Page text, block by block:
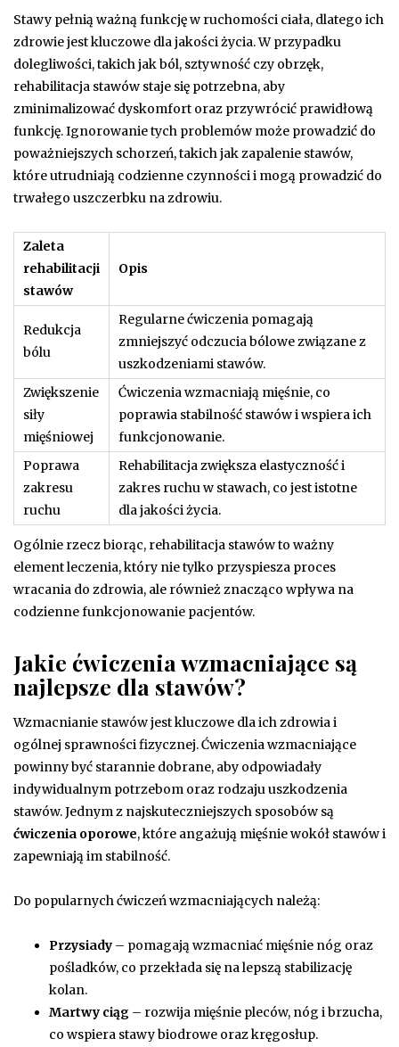
Stawy pełnią ważną funkcję w ruchomości ciała, dlatego ich
zdrowie jest kluczowe dla jakości życia. W przypadku
dolegliwości, takich jak ból, sztywność czy obrzęk,
rehabilitacja stawów staje się potrzebna, aby
zminimalizować dyskomfort oraz przywrócić prawidłową
funkcję. Ignorowanie tych problemów może prowadzić do
poważniejszych schorzeń, takich jak zapalenie stawów,
które utrudniają codzienne czynności i mogą prowadzić do
trwałego uszczerbku na zdrowiu.
Zaleta
rehabilitacji
stawów
Opis
Redukcja
bólu
Regularne ćwiczenia pomagają
zmniejszyć odczucia bólowe związane z
uszkodzeniami stawów.
Zwiększenie
siły
mięśniowej
Ćwiczenia wzmacniają mięśnie, co
poprawia stabilność stawów i wspiera ich
funkcjonowanie.
Poprawa
zakresu
ruchu
Rehabilitacja zwiększa elastyczność i
zakres ruchu w stawach, co jest istotne
dla jakości życia.
Ogólnie rzecz biorąc, rehabilitacja stawów to ważny
element leczenia, który nie tylko przyspiesza proces
wracania do zdrowia, ale również znacząco wpływa na
codzienne funkcjonowanie pacjentów.
Jakie ćwiczenia wzmacniające są
najlepsze dla stawów?
Wzmacnianie stawów jest kluczowe dla ich zdrowia i
ogólnej sprawności fizycznej. Ćwiczenia wzmacniające
powinny być starannie dobrane, aby odpowiadały
indywidualnym potrzebom oraz rodzaju uszkodzenia
stawów. Jednym z najskuteczniejszych sposobów są
ćwiczenia oporowe, które angażują mięśnie wokół stawów i
zapewniają im stabilność.
Do popularnych ćwiczeń wzmacniających należą:
Przysiady – pomagają wzmacniać mięśnie nóg oraz
pośladków, co przekłada się na lepszą stabilizację
kolan.
Martwy ciąg – rozwija mięśnie pleców, nóg i brzucha,
co wspiera stawy biodrowe oraz kręgosłup.